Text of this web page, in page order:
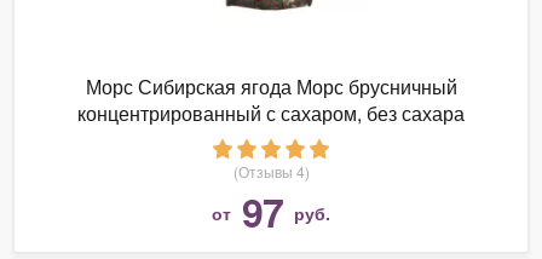
Морс Сибирская ягода Морс брусничный
концентрированный с сахаром, без сахара
(Отзывы 4)
от 97 руб.